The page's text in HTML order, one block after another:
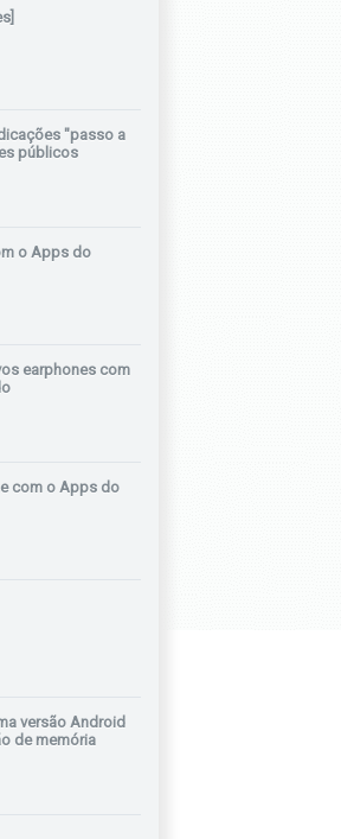
"passo a
públicos
o Apps do
earphones com
com o Apps do
versão Android
de memória